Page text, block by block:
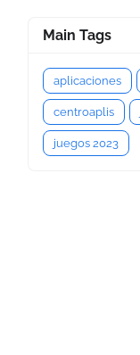
Main Tags
aplicaciones
centroaplis
juegos 2023